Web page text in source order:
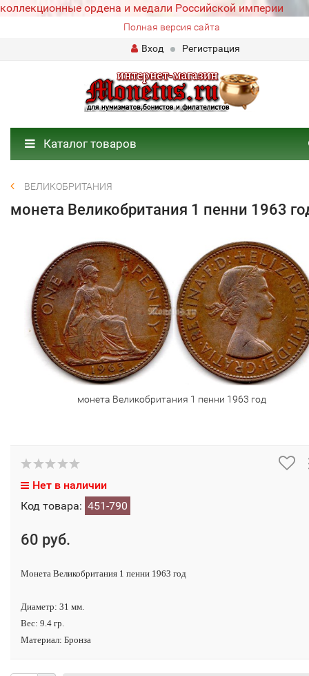
коллекционные ордена и медали Российской империи
Полная версия сайта
Вход
Регистрация
Каталог товаров
ВЕЛИКОБРИТАНИЯ
монета Великобритания 1 пенни 1963
монета Великобритания 1 пенни 1963 год
Нет в наличии
Код товара: 451-790
60 руб.
Монета Великобритания 1 пенни 1963 год
Диаметр: 31 мм.
Вес: 9.4 гр.
Материал: Бронза